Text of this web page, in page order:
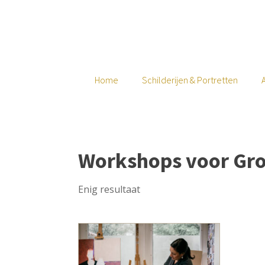
Home Schilderijen & Portretten
Workshops voor
Enig resultaat
Dit
product
heeft